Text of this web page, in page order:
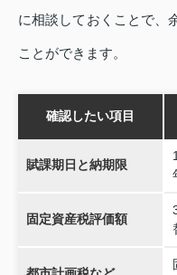
に相談しておくことで、
ことができます。
確認したい項目
賦課期日と納期限
固定資産税評価額